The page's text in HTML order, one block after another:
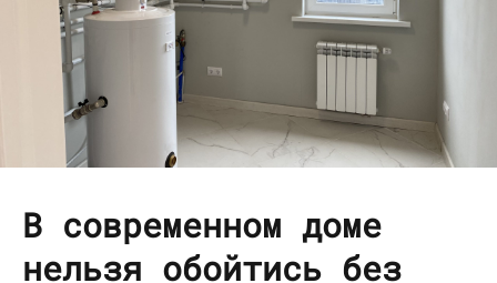
В современном доме
нельзя обойтись без